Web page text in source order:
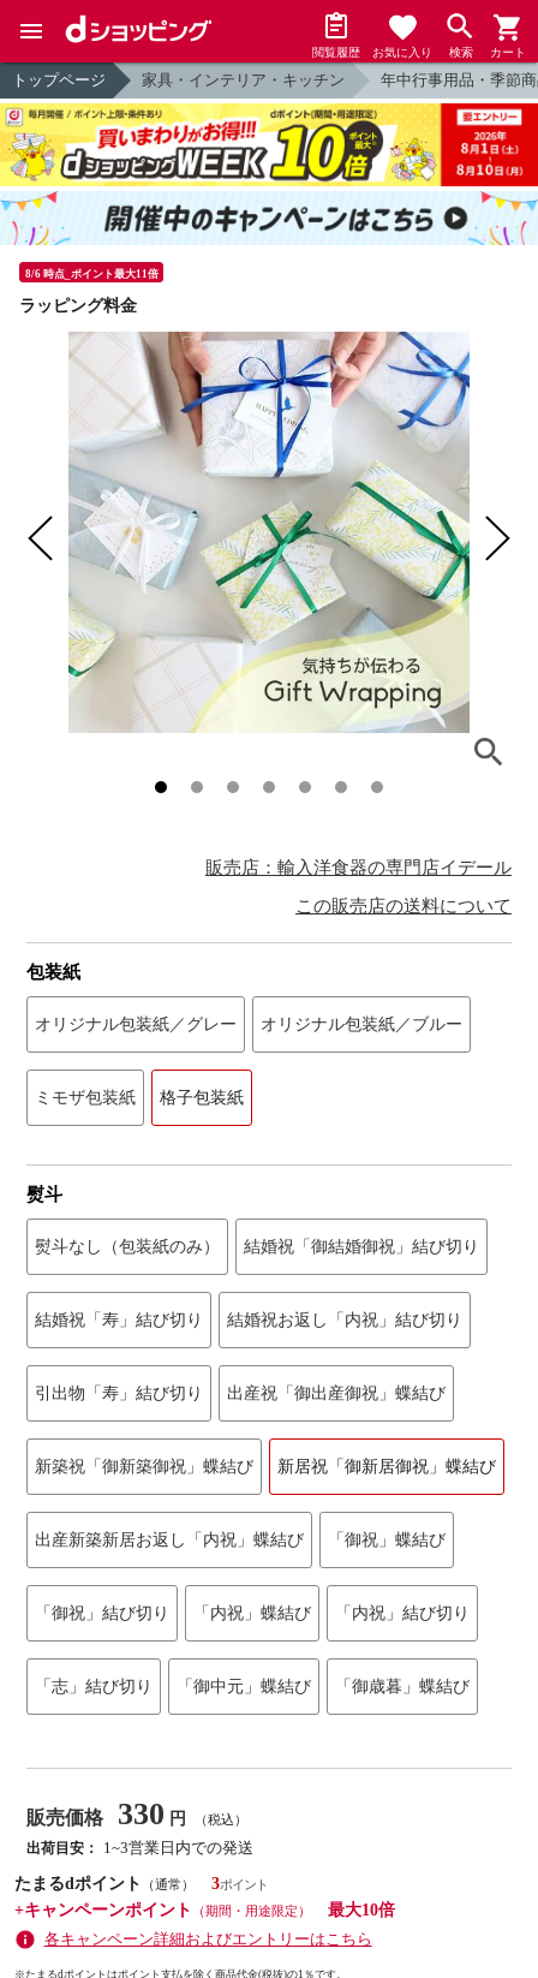
閲覧履歴 お気に入り 検索 カート
トップページ 家具・インテリア・キッチン 年中行事用品・季節
8/6 時点_ポイント最大11倍
ラッピング料金
販売店：輸入洋食器の専門店イデール
この販売店の送料について
包装紙
オリジナル包装紙／グレー オリジナル包装紙／ブルー
ミモザ包装紙 格子包装紙
熨斗
熨斗なし（包装紙のみ） 結婚祝「御結婚御祝」結び切り
結婚祝「寿」結び切り 結婚祝お返し「内祝」結び切り
引出物「寿」結び切り 出産祝「御出産御祝」蝶結び
新築祝「御新築御祝」蝶結び 新居祝「御新居御祝」蝶結び
出産新築新居お返し「内祝」蝶結び 「御祝」蝶結び
「御祝」結び切り 「内祝」蝶結び 「内祝」結び切り
「志」結び切り 「御中元」蝶結び 「御歳暮」蝶結び
販売価格 330 円 （税込）
出荷目安：
1~3営業日内での発送
たまるdポイント
（通常）
3
+キャンペーンポイント
（期間・用途限定）
最大10倍
各キャンペーン詳細およびエントリーはこちら
※たまるdポイントはポイント支払を除く商品代金(税抜)の1％です。